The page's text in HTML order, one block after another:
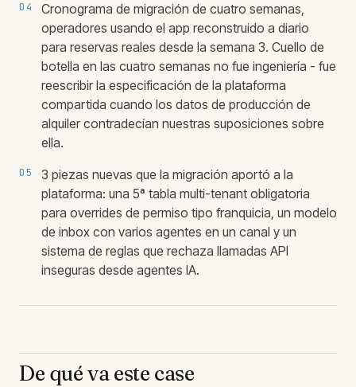
04
Cronograma de migración de cuatro semanas,
operadores usando el app reconstruido a diario
para reservas reales desde la semana 3. Cuello de
botella en las cuatro semanas no fue ingeniería - fue
reescribir la especificación de la plataforma
compartida cuando los datos de producción de
alquiler contradecían nuestras suposiciones sobre
ella.
05
3 piezas nuevas que la migración aportó a la
plataforma: una 5ª tabla multi-tenant obligatoria
para overrides de permiso tipo franquicia, un modelo
de inbox con varios agentes en un canal y un
sistema de reglas que rechaza llamadas API
inseguras desde agentes IA.
De qué va este case